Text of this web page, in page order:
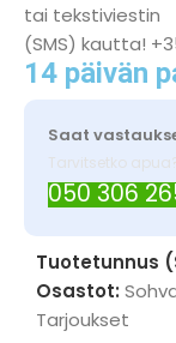
tai tekstiviestin
(SMS) kautta!
14 päivän
Saat
Tarvitsetko
050 306
Tuotetunnus
Osastot:
Tarjoukset